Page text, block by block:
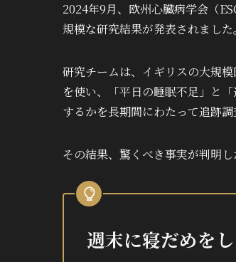
2024年9月、欧州心臓病学会（
規模な研究結果が発表されました。
研究チームは、イギリスの大規
を使い、「平日の睡眠不足」と
するかを長期間にわたって追跡調
その結果、驚くべき事実が判明し
週末に寝だめを